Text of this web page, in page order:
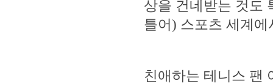
상을 건네받는 것도
틀어) 스포츠 세계
친애하는 테니스 팬